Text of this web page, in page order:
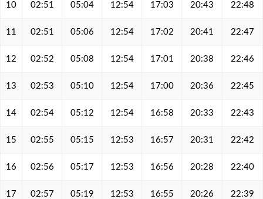
10 02:51 05:04 12:54 17:03 20:43 22:48
11 02:51 05:06 12:54 17:02 20:41 22:47
12 02:52 05:08 12:54 17:01 20:38 22:46
13 02:53 05:10 12:54 17:00 20:36 22:45
14 02:54 05:12 12:54 16:58 20:33 22:43
15 02:55 05:15 12:53 16:57 20:31 22:42
16 02:56 05:17 12:53 16:56 20:28 22:40
17 02:57 05:19 12:53 16:55 20:26 22:39